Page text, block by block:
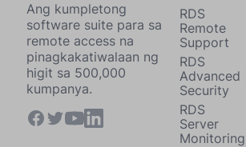
Ang kumpletong
software suite para sa
remote access na
pinagkakatiwalaan ng
higit sa 500,000
kumpanya.
RDS
Remote
Support
RDS
Advanced
Security
RDS
Server
Monitoring